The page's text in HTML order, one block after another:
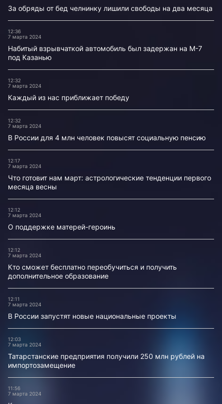
За обряды от бед челнинку лишили свободы на два месяца
12:36
7 марта 2024
Набитый взрывчаткой автомобиль был задержан на М-7
под Казанью
12:32
7 марта 2024
Каждый из нас приближает победу
12:32
7 марта 2024
В России для 4 млн человек повысят социальную пенсию
12:17
7 марта 2024
Что готовит нам март: астрологические тенденции первого
месяца весны
12:12
7 марта 2024
О поддержке матерей-героинь
12:12
7 марта 2024
Кто сможет бесплатно переобучиться и получить
дополнительное образование
12:11
7 марта 2024
В России запустят новые национальные проекты
12:03
7 марта 2024
Татарстанские предприятия получили 250 млн рублей на
импортозамещение
11:56
7 марта 2024